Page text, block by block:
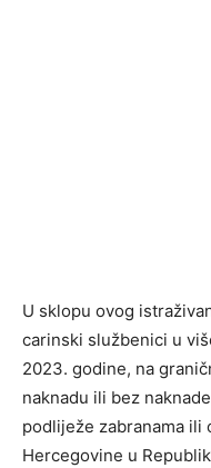
U sklopu ovog
carinski službenici u
2023. godine, na
naknadu ili bez
podliježe zabranama ili
Hercegovine u